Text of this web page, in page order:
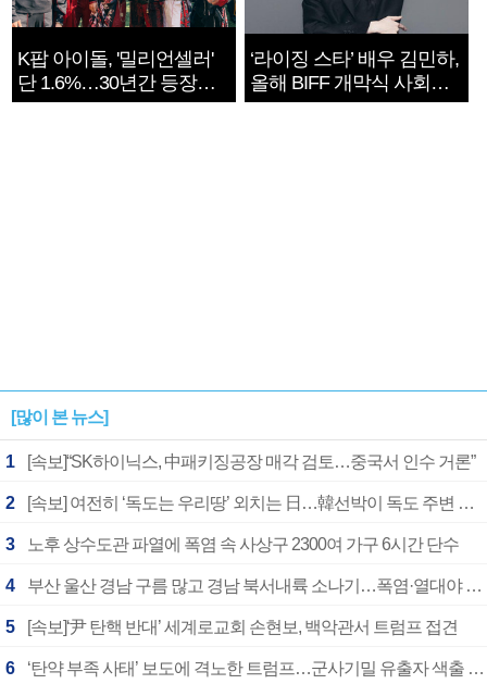
K팝 아이돌, '밀리언셀러'
단 1.6%…30년간 등장
1182개팀 전수조사
‘라이징 스타’ 배우 김민하,
올해 BIFF 개막식 사회자
확정
[많이 본 뉴스]
1 [속보]“SK하이닉스, 中패키징공장 매각 검토…중국서 인수 거론”
2 [속보] 여전히 ‘독도는 우리땅’ 외치는 日…韓선박이 독도 주변 해양조사 활동하자 반발
3 노후 상수도관 파열에 폭염 속 사상구 2300여 가구 6시간 단수
4 부산 울산 경남 구름 많고 경남 북서내륙 소나기…폭염·열대야 계속
5 [속보]‘尹 탄핵 반대’ 세계로교회 손현보, 백악관서 트럼프 접견
6 ‘탄약 부족 사태’ 보도에 격노한 트럼프…군사기밀 유출자 색출 지시